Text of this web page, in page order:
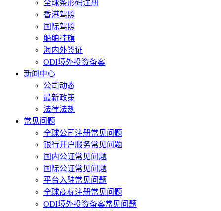
全球条形码注册
香港驾照
国际驾照
船舶挂旗
海内外签证
ODI境外投资备案
新闻中心
公司动态
最新政策
法律法规
常见问题
全球公司注册常见问题
银行开户服务常见问题
国内公证常见问题
国际公证常见问题
平台入驻常见问题
全球商标注册常见问题
ODI境外投资备案常见问题